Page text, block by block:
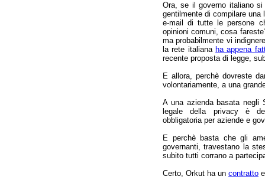
Ora, se il governo italiano
gentilmente di compilare
e-mail di tutte le persone
opinioni comuni, cosa
ma probabilmente vi
la rete italiana ha appena
recente proposta di legge,
E allora, perchè dovreste
volontariamente, a una
A una azienda basata negli
legale della privacy è
obbligatoria per aziende e
E perchè basta che gli
governanti, travestano la
subito tutti corrano a
Certo, Orkut ha un contratto